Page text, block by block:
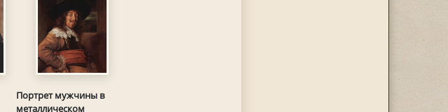
Портрет мужчины в
металлическом